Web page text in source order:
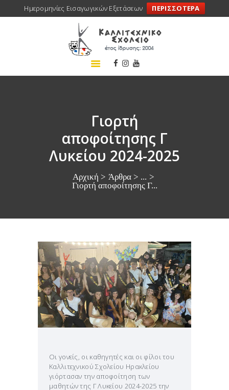
Ημερομηνίες Εισαγωγικών Εξετάσεων ΠΕΡΙΣΣΟΤΕΡΑ
Γιορτή
αποφοίτησης Γ
Λυκείου 2024-2025
Αρχική Άρθρα
...
Γιορτή αποφοίτησης Γ...
ΑΡΧΙΚΗ
ΠΡΟΓΡΑΜΜΑΤΑ
ΜΕΤΑΚΙΝΗΣΕΙΣ
ΕΠΙΚΟΙΝΩΝΙΑ
Οι γονείς, οι καθηγητές και οι φίλοι του
Καλλιτεχνικού Σχολείου Ηρακλείου
γιόρτασαν την αποφοίτηση των
μαθητών της Γ Λυκείου 2024-2025 την